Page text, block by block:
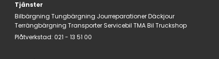
Tjänster
Bilbärgning Tungbärgning JourreparationerDäckjour
Terrängbärgning Transporter Servicebil TMA Bil Truckshop
Plåtverkstad: 021 - 13 51 00